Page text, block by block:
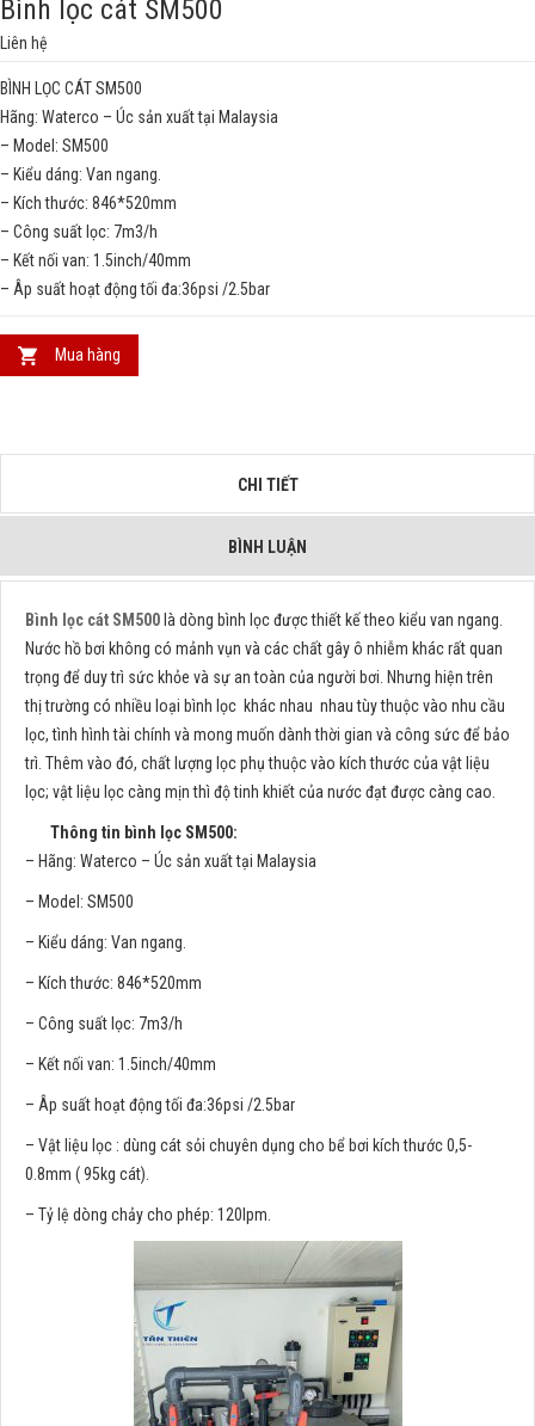
Bình lọc cát SM500
Liên hệ
BÌNH LỌC CÁT SM500
Hãng: Waterco – Úc sản xuất tại Malaysia
– Model: SM500
– Kiểu dáng: Van ngang.
– Kích thước: 846*520mm
– Công suất lọc: 7m3/h
– Kết nối van: 1.5inch/40mm
– Âp suất hoạt động tối đa:36psi /2.5bar
Mua hàng
CHI TIẾT
BÌNH LUẬN
Bình lọc cát SM500là dòng bình lọc được thiết kế theo kiểu van ngang.
Nước hồ bơi không có mảnh vụn và các chất gây ô nhiễm khác rất quan
trọng để duy trì sức khỏe và sự an toàn của người bơi. Nhưng hiện trên
thị trường có nhiều loại bình lọc khác nhau nhau tùy thuộc vào nhu cầu
lọc, tình hình tài chính và mong muốn dành thời gian và công sức để bảo
trì. Thêm vào đó, chất lượng lọc phụ thuộc vào kích thước của vật liệu
lọc; vật liệu lọc càng mịn thì độ tinh khiết của nước đạt được càng cao.
Thông tin bình lọc SM500:
– Hãng: Waterco – Úc sản xuất tại Malaysia
– Model: SM500
– Kiểu dáng: Van ngang.
– Kích thước: 846*520mm
– Công suất lọc: 7m3/h
– Kết nối van: 1.5inch/40mm
– Âp suất hoạt động tối đa:36psi /2.5bar
– Vật liệu lọc : dùng cát sỏi chuyên dụng cho bể bơi kích thước 0,5-
0.8mm ( 95kg cát).
– Tỷ lệ dòng chảy cho phép: 120lpm.